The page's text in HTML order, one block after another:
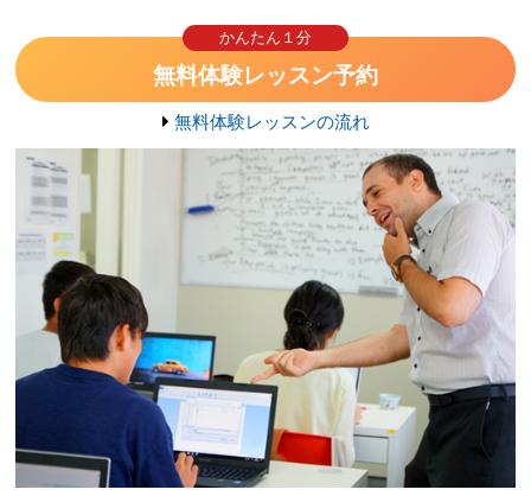
かんたん１分
無料体験レッスン予約
無料体験レッスンの流れ